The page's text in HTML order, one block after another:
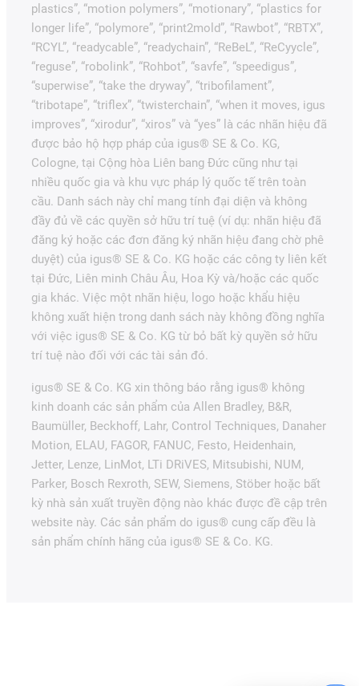
plastics”, “motion polymers”, “motionary”, “plastics for
longer life”, “polymore”, “print2mold”, “Rawbot”, “RBTX”,
“RCYL”, “readycable”, “readychain”, “ReBeL”, “ReCyycle”,
“reguse”, “robolink”, “Rohbot”, “savfe”, “speedigus”,
“superwise”, “take the dryway”, “tribofilament”,
“tribotape”, “triflex”, “twisterchain”, “when it moves, igus
improves”, “xirodur”, “xiros” và “yes” là các nhãn hiệu đã
được bảo hộ hợp pháp của igus® SE & Co. KG,
Cologne, tại Cộng hòa Liên bang Đức cũng như tại
nhiều quốc gia và khu vực pháp lý quốc tế trên toàn
cầu. Danh sách này chỉ mang tính đại diện và không
đầy đủ về các quyền sở hữu trí tuệ (ví dụ: nhãn hiệu đã
đăng ký hoặc các đơn đăng ký nhãn hiệu đang chờ phê
duyệt) của igus® SE & Co. KG hoặc các công ty liên kết
tại Đức, Liên minh Châu Âu, Hoa Kỳ và/hoặc các quốc
gia khác. Việc một nhãn hiệu, logo hoặc khẩu hiệu
không xuất hiện trong danh sách này không đồng nghĩa
với việc igus® SE & Co. KG từ bỏ bất kỳ quyền sở hữu
trí tuệ nào đối với các tài sản đó.
igus® SE & Co. KG xin thông báo rằng igus® không
kinh doanh các sản phẩm của Allen Bradley, B&R,
Baumüller, Beckhoff, Lahr, Control Techniques, Danaher
Motion, ELAU, FAGOR, FANUC, Festo, Heidenhain,
Jetter, Lenze, LinMot, LTi DRiVES, Mitsubishi, NUM,
Parker, Bosch Rexroth, SEW, Siemens, Stöber hoặc bất
kỳ nhà sản xuất truyền động nào khác được đề cập trên
website này. Các sản phẩm do igus® cung cấp đều là
sản phẩm chính hãng của igus® SE & Co. KG.